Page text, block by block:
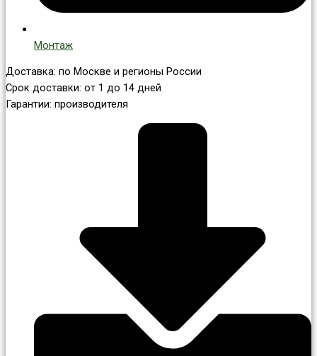
Монтаж
Доставка: по Москве и регионы России
Срок доставки: от 1 до 14 дней
Гарантии: производителя